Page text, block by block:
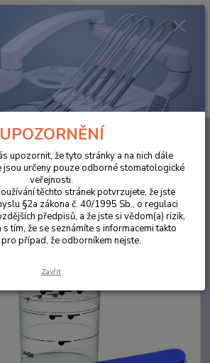
Hledat
za 0,00 Kč
CAVEX odměrky na otiskovací hmoty, 2ks
na otiskovací
UPOZORNĚNÍ
upozornit, že tyto stránky a na nich dále
jsou určeny pouze odborné stomatologické
veřejnosti.
těchto stránek potvrzujete, že jste
§2a zákona č. 40/1995 Sb., o regulaci
předpisů, a že jste si vědom(a) rizik,
tím, že se seznámíte s informacemi takto
případ, že odborníkem nejste.
Zavřít